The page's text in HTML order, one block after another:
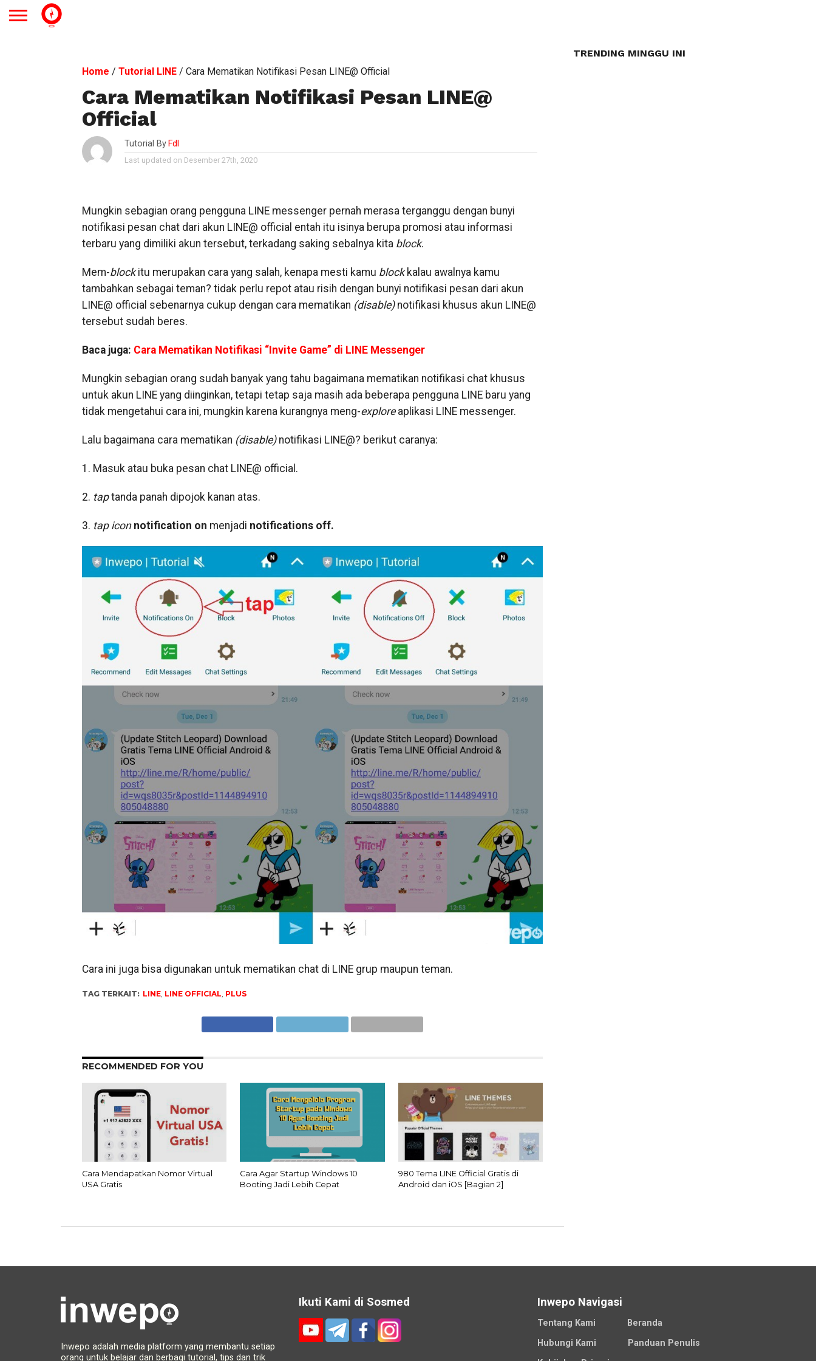
Home / Tutorial LINE/ Cara Mematikan Notifikasi Pesan LINE@ Official
Cara Mematikan Notifikasi Pesan LINE@
Official
Tutorial By Fdl
Last updated on Desember 27th, 2020
Mungkin sebagian orang pengguna LINE messenger pernah merasa terganggu dengan bunyi
notifikasi pesan chat dari akun LINE@ official entah itu isinya berupa promosi atau informasi
terbaru yang dimiliki akun tersebut, terkadang saking sebalnya kita block.
Mem-blockitu merupakan cara yang salah, kenapa mesti kamu blockkalau awalnya kamu
tambahkan sebagai teman? tidak perlu repot atau risih dengan bunyi notifikasi pesan dari akun
LINE@ official sebenarnya cukup dengan cara mematikan (disable)notifikasi khusus akun LINE@
tersebut sudah beres.
Baca juga: Cara Mematikan Notifikasi “Invite Game” di LINE Messenger
Mungkin sebagian orang sudah banyak yang tahu bagaimana mematikan notifikasi chat khusus
untuk akun LINE yang diinginkan, tetapi tetap saja masih ada beberapa pengguna LINE baru yang
tidak mengetahui cara ini, mungkin karena kurangnya meng-exploreaplikasi LINE messenger.
Lalu bagaimana cara mematikan (disable)notifikasi LINE@? berikut caranya:
1. Masuk atau buka pesan chat LINE@ official.
2. taptanda panah dipojok kanan atas.
3. tap icon notification on menjadi notifications off.
Cara ini juga bisa digunakan untuk mematikan chat di LINE grup maupun teman.
TAG TERKAIT: LINE, LINE OFFICIAL PLUS
RECOMMENDED FOR YOU
Cara Mendapatkan Nomor Virtual
USA Gratis
Cara Agar Startup Windows 10
Booting Jadi Lebih Cepat
980 Tema LINE Official Gratis di
Android dan iOS [Bagian 2]
TRENDING MINGGU INI
Inwepo adalah media platform yang membantu setiap
orang untuk belajar dan berbagi tutorial, tips dan trik
Ikuti Kami di Sosmed Inwepo Navigasi
Tentang Kami
Beranda
Hubungi Kami
Panduan Penulis